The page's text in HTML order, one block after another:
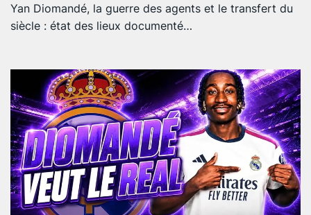
Yan Diomandé, la guerre des agents et le transfert du
siècle : état des lieux documenté…